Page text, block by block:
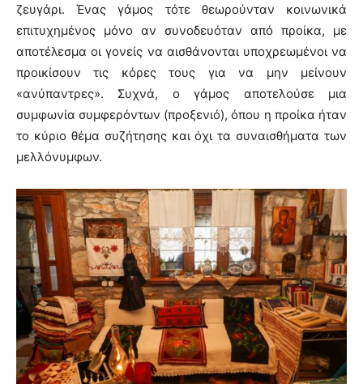
ζευγάρι. Ένας γάμος τότε θεωρούνταν κοινωνικά
επιτυχημένος μόνο αν συνοδευόταν από προίκα, με
αποτέλεσμα οι γονείς να αισθάνονται υποχρεωμένοι να
προικίσουν τις κόρες τους για να μην μείνουν
«ανύπαντρες». Συχνά, ο γάμος αποτελούσε μια
συμφωνία συμφερόντων (προξενιό), όπου η προίκα ήταν
το κύριο θέμα συζήτησης και όχι τα συναισθήματα των
μελλόνυμφων.